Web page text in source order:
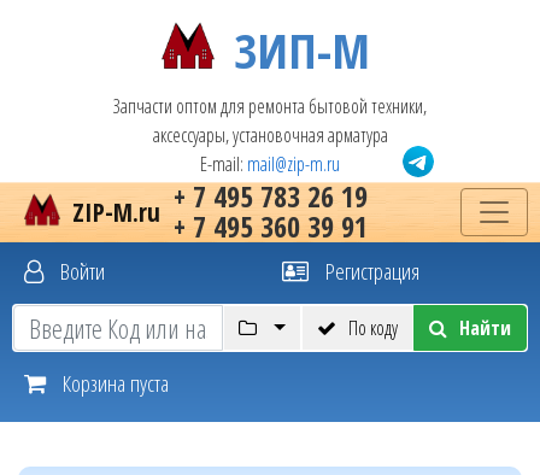
ЗИП-М
Запчасти оптом для ремонта бытовой техники,
аксессуары, установочная арматура
E-mail: mail@zip-m.ru
+ 7 495 783 26 19
+ 7 495 360 39 91
ZIP-M.ru
Войти Регистрация
По коду Найти
Корзина пуста